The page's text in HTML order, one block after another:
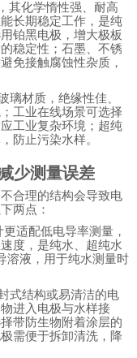
其化学惰性强、耐高
长期稳定工作，是纯
铂黑电极，增大极板
稳定性；石墨、不锈
免接触腐蚀性杂质，
璃材质，绝缘性佳、
工业在线场景可选择
工业复杂环境；超纯
防止污染水样。
少测量误差
合理的结构会导致电
两点：
适配低电导率测量，
度，是纯水、超纯水
溶液，用于纯水测量时
式结构或易清洁的电
进入电极与水样接
带防生物附着涂层的
需便于拆卸清洗，降